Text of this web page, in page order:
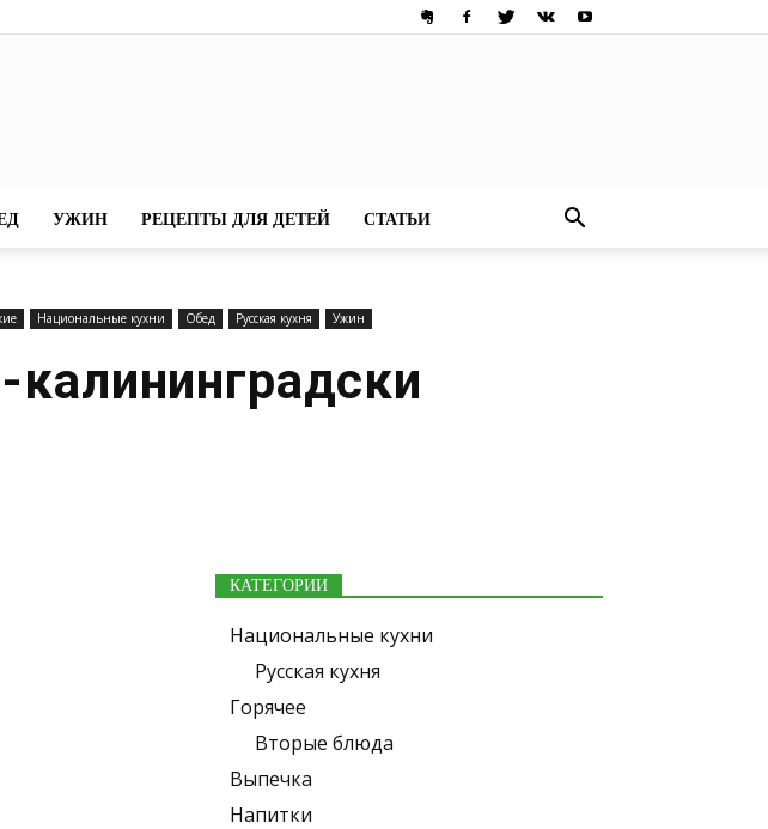
УЖИН РЕЦЕПТЫ ДЛЯ ДЕТЕЙ СТАТЬИ
Национальные кухни Обед Русская кухня Ужин
КАТЕГОРИИ
Национальные кухни
Русская кухня
Горячее
Вторые блюда
Выпечка
Напитки